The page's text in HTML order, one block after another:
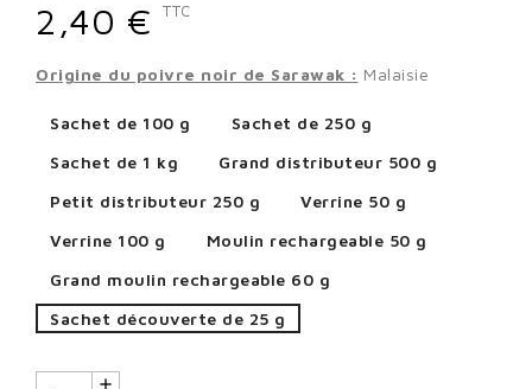
2,40 €
TTC
Origine du poivre noir de Sarawak : Malaisie
Sachet de 100 g
Sachet de 250 g
Sachet de 1 kg
Grand distributeur 500 g
Petit distributeur 250 g
Verrine 50 g
Verrine 100 g
Moulin rechargeable 50 g
Grand moulin rechargeable 60 g
Sachet découverte de 25 g